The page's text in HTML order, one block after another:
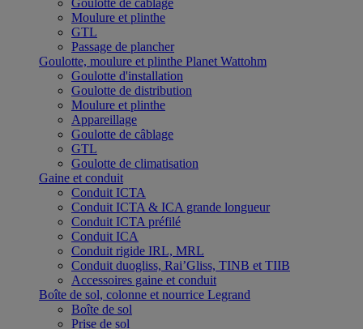
Goulotte de câblage
Moulure et plinthe
GTL
Passage de plancher
Goulotte, moulure et plinthe Planet Wattohm
Goulotte d'installation
Goulotte de distribution
Moulure et plinthe
Appareillage
Goulotte de câblage
GTL
Goulotte de climatisation
Gaine et conduit
Conduit ICTA
Conduit ICTA & ICA grande longueur
Conduit ICTA préfilé
Conduit ICA
Conduit rigide IRL, MRL
Conduit duogliss, Rai’Gliss, TINB et TIIB
Accessoires gaine et conduit
Boîte de sol, colonne et nourrice Legrand
Boîte de sol
Prise de sol